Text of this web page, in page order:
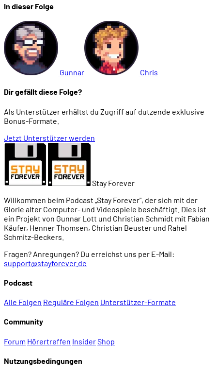
In dieser Folge
Gunnar Chris
Dir gefällt diese Folge?
Als Unterstützer erhältst du Zugriff auf dutzende exklusive
Bonus-Formate.
Jetzt Unterstützer werden
Stay Forever
Willkommen beim Podcast „Stay Forever", der sich mit der
Glorie alter Computer- und Videospiele beschäftigt. Dies ist
ein Projekt von Gunnar Lott und Christian Schmidt mit Fabian
Käufer, Henner Thomsen, Christian Beuster und Rahel
Schmitz-Beckers.
Fragen? Anregungen? Du erreichst uns per E-Mail:
support@stayforever.de
Podcast
Alle Folgen Reguläre Folgen Unterstützer-Formate
Community
Forum Hörertreffen InsiderShop
Nutzungsbedingungen